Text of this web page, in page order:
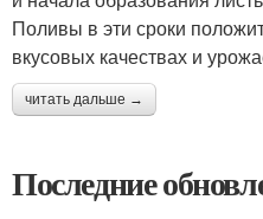
Поливы в эти сроки
вкусовых качествах и
читать дальше →
Последние